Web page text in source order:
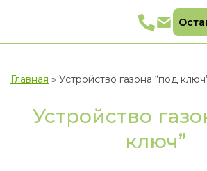
Главная » Устройство газона “под
Устройство
ключ”